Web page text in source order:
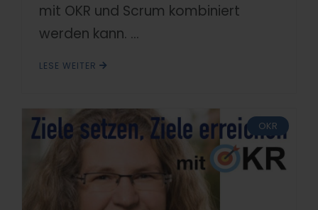
mit OKR und Scrum kombiniert
werden kann. ...
LESE WEITER
OKR